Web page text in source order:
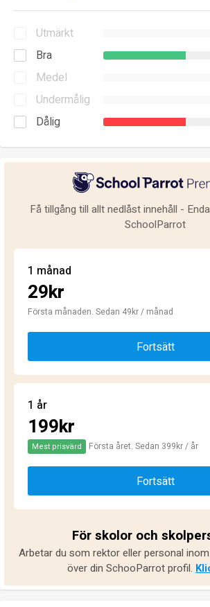
Utmärkt
Bra
Medel
Undermålig
Dålig
Få tillgång till allt nedlåst innehåll -
SchoolParrot
1 månad
29kr
Första månaden. Sedan 49kr / månad
Fortsätt
1 år
199kr
Mest prisvärd Första året. Sedan 399kr / år
Fortsätt
För skolor och
Arbetar du som rektor eller personal
över din SchooParrot profil.